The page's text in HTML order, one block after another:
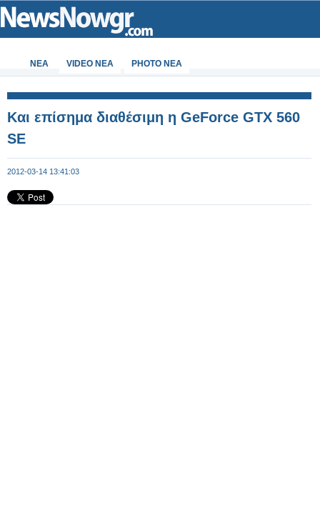
ΝΕΑ VIDEO NEA PHOTO NEA
Και επίσημα διαθέσιμη η GeForce GTX 560
SE
2012-03-14 13:41:03